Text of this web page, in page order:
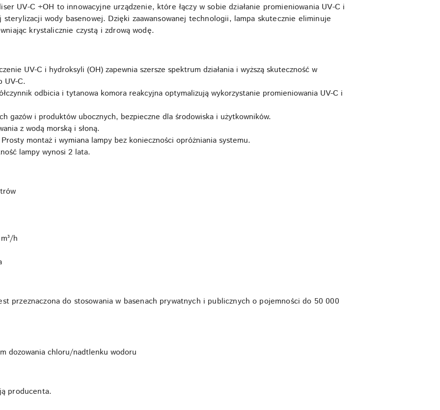
UV-C +OH to innowacyjne urządzenie, które łączy w sobie działanie promieniowania UV-C i
wody basenowej. Dzięki zaawansowanej technologii, lampa skutecznie eliminuje
krystalicznie czystą i zdrową wodę.
UV-C i hydroksyli (OH) zapewnia szersze spektrum działania i wyższą skuteczność w
UV-C.
odbicia i tytanowa komora reakcyjna optymalizują wykorzystanie promieniowania UV-C i
gazów i produktów ubocznych, bezpieczne dla środowiska i użytkowników.
z wodą morską i słoną.
montaż i wymiana lampy bez konieczności opróżniania systemu.
lampy wynosi 2 lata.
h
przeznaczona do stosowania w basenach prywatnych i publicznych o pojemności do 50 000
dozowania chloru/nadtlenku wodoru
producenta.